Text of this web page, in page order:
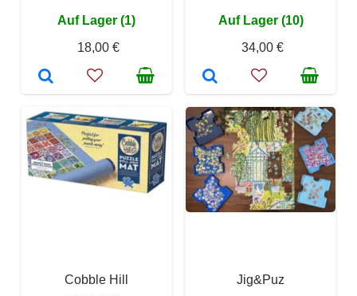
Auf Lager (1)
18,00 €
Auf Lager (10)
34,00 €
Cobble Hill
Jig&Puz